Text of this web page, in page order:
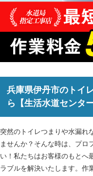
兵庫県伊丹市のトイ
ら【生活水道センター
突然のトイレつまりや水漏れ
ませんか？そんな時は、プロ
い！私たちはお客様のもとへ
ラブルを解決いたします。作